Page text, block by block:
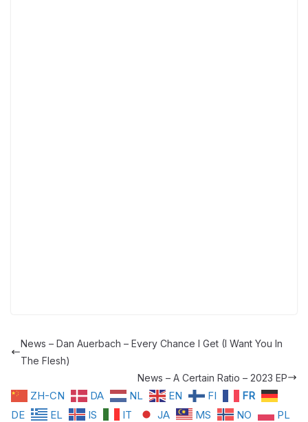
News – Dan Auerbach – Every Chance I Get (I Want You In
The Flesh)
News – A Certain Ratio – 2023 EP
ZH-CN DA NL EN FI
FR
DE
EL IS IT JA MS NO PL